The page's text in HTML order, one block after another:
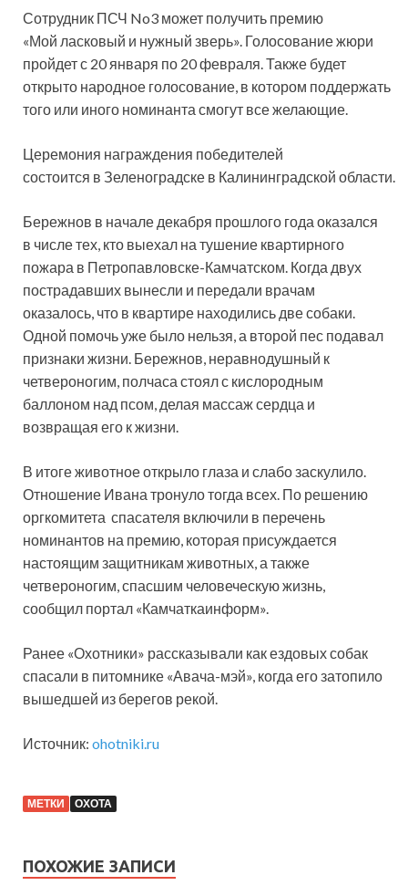
Сотрудник ПСЧ No3 может получить премию
«Мой ласковый и нужный зверь». Голосование жюри
пройдет с 20 января по 20 февраля. Также будет
открыто народное голосование, в котором поддержать
того или иного номинанта смогут все желающие.
Церемония награждения победителей
состоится в Зеленоградске в Калининградской области.
Бережнов в начале декабря прошлого года оказался
в числе тех, кто выехал на тушение квартирного
пожара в Петропавловске-Камчатском. Когда двух
пострадавших вынесли и передали врачам
оказалось, что в квартире находились две собаки.
Одной помочь уже было нельзя, а второй пес подавал
признаки жизни. Бережнов, неравнодушный к
четвероногим, полчаса стоял с кислородным
баллоном над псом, делая массаж сердца и
возвращая его к жизни.
В итоге животное открыло глаза и слабо заскулило.
Отношение Ивана тронуло тогда всех. По решению
оргкомитета спасателя включили в перечень
номинантов на премию, которая присуждается
настоящим защитникам животных, а также
четвероногим, спасшим человеческую жизнь,
сообщил портал «Камчаткаинформ».
Ранее «Охотники» рассказывали как ездовых собак
спасали в питомнике «Авача-мэй», когда его затопило
вышедшей из берегов рекой.
Источник: ohotniki.ru
МЕТКИ ОХОТА
ПОХОЖИЕ ЗАПИСИ